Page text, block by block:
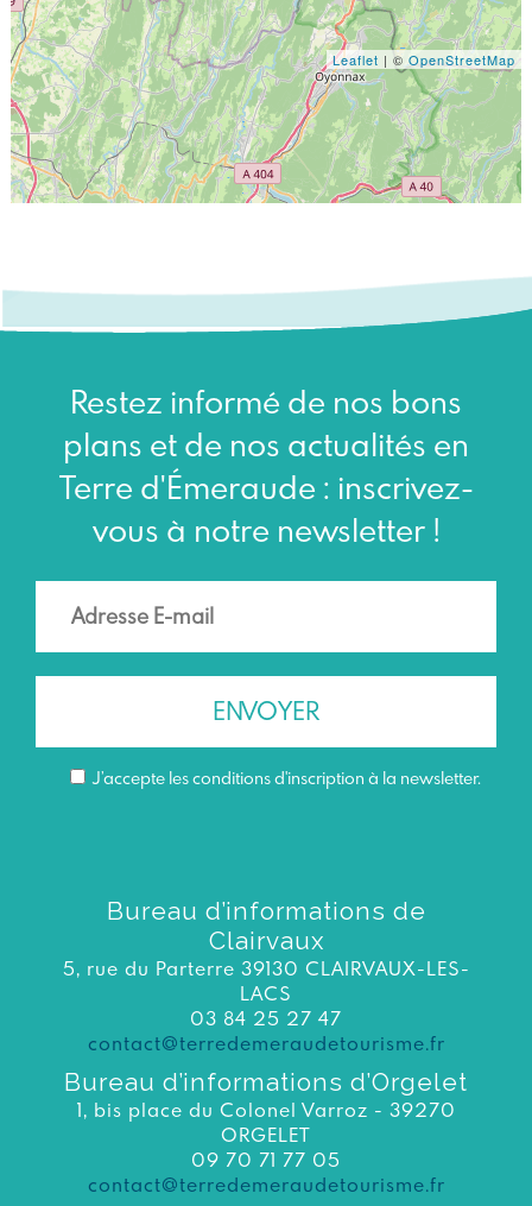
Leaflet | ©OpenStreetMap
Restez informé de nos bons
plans et de nos actualités en
Terre d'Émeraude : inscrivez-
vous à notre newsletter !
J’accepte les conditions d'inscription à la newsletter.
Bureau d’informations de
Clairvaux
5, rue du Parterre 39130 CLAIRVAUX-LES-
LACS
03 84 25 27 47
contact@terredemeraudetourisme.fr
Bureau d’informations d’Orgelet
1, bis place du Colonel Varroz - 39270
ORGELET
09 70 71 77 05
contact@terredemeraudetourisme.fr